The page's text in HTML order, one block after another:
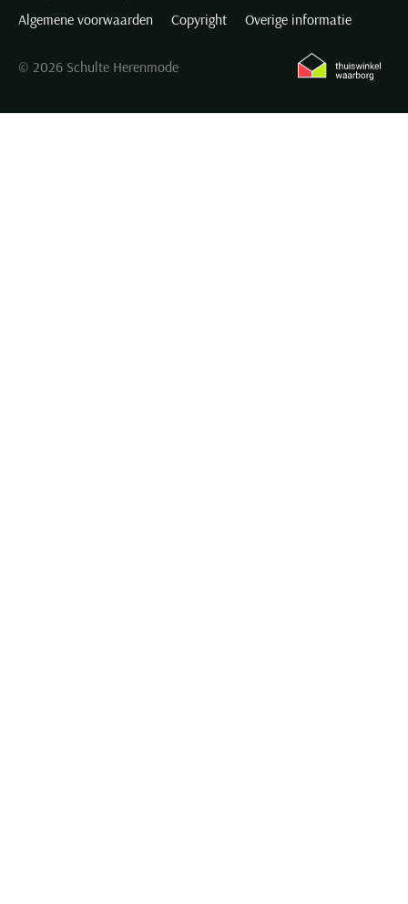
Algemene voorwaarden
Copyright Overige informatie
© 2026 Schulte Herenmode